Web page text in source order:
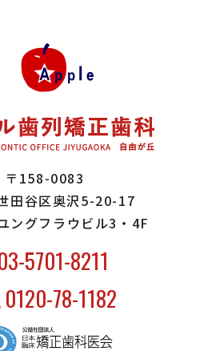
〒158-0083
田谷区奥沢5-20-17
ングフラウビル3・4F
5701-8211
0120-78-1182